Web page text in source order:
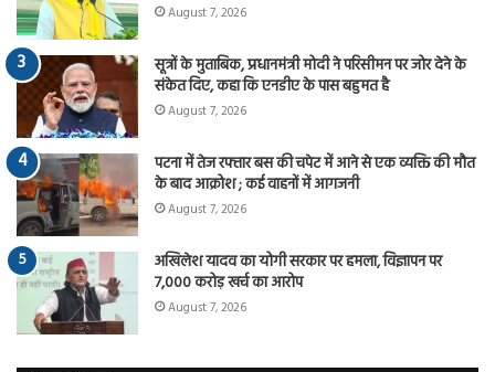
August 7, 2026
सूत्रों के मुताबिक, प्रधानमंत्री मोदी ने परिसीमन पर जोर देने के
संकेत दिए, कहा कि एनडीए के पास बहुमत है
August 7, 2026
पटना में तेज रफ्तार बस की चपेट में आने से एक व्यक्ति की मौत
के बाद आक्रोश ; कई वाहनों में आगजनी
August 7, 2026
अखिलेश यादव का योगी सरकार पर हमला, विज्ञापन पर
7,000 करोड़ खर्च का आरोप
August 7, 2026